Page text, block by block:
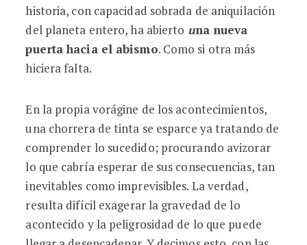
historia, con capacidad sobrada de aniquilación
del planeta entero, ha abierto una nueva
puerta hacia el abismo. Como si otra más
hiciera falta.
En la propia vorágine de los acontecimientos,
una chorrera de tinta se esparce ya tratando de
comprender lo sucedido; procurando avizorar
lo que cabría esperar de sus consecuencias, tan
inevitables como imprevisibles. La verdad,
resulta difícil exagerar la gravedad de lo
acontecido y la peligrosidad de lo que puede